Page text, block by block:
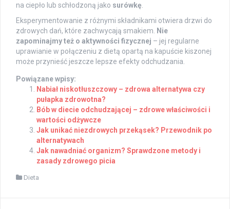
na ciepło lub schłodzoną jako surówkę
Eksperymentowanie z różnymi składnikami otwiera drzwi do
zdrowych dań, które zachwycają smakiem.
Nie
zapominajmy też o aktywności fizycznej – jej regularne
uprawianie w połączeniu z dietą opartą na kapuście kiszonej
może przynieść jeszcze lepsze efekty odchudzania.
Powiązane wpisy:
Nabiał niskotłuszczowy – zdrowa alternatywa czy
pułapka zdrowotna?
Bób w diecie odchudzającej – zdrowe właściwości i
wartości odżywcze
Jak unikać niezdrowych przekąsek? Przewodnik po
alternatywach
Jak nawadniać organizm? Sprawdzone metody i
zasady zdrowego picia
Dieta